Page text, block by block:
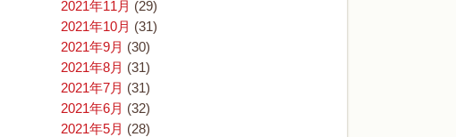
2021年11月 (29)
2021年10月 (31)
2021年9月 (30)
2021年8月 (31)
2021年7月 (31)
2021年6月 (32)
2021年5月 (28)